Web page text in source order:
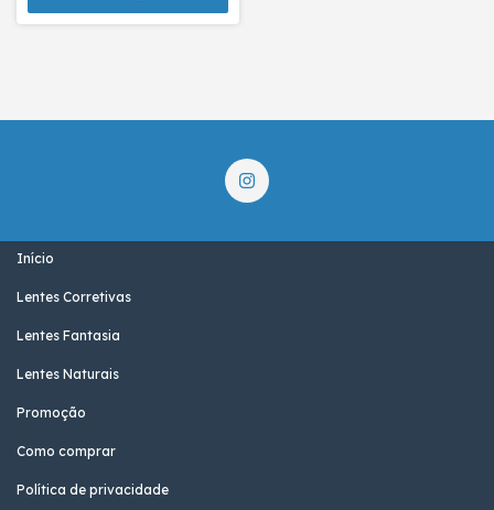
Início
Lentes Corretivas
Lentes Fantasia
Lentes Naturais
Promoção
Como comprar
Política de privacidade